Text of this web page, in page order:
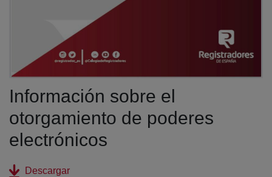
Información sobre el
otorgamiento de poderes
electrónicos
Descargar(abre en nueva ventana)